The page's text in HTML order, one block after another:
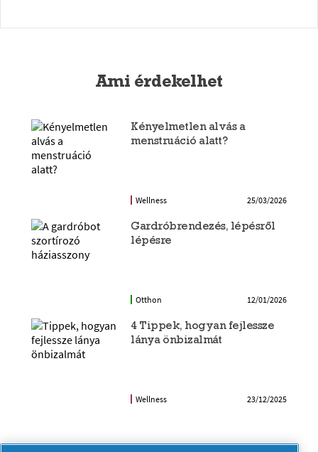
Ami érdekelhet
Kényelmetlen alvás a
menstruáció alatt?
Wellness 25/03/2026
Gardróbrendezés, lépésről
lépésre
Otthon 12/01/2026
4 Tippek, hogyan fejlessze
lánya önbizalmát
Wellness 23/12/2025